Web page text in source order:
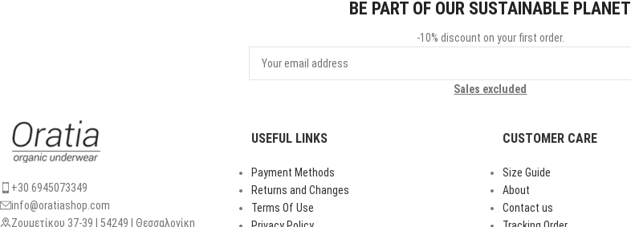
BE PART OF OUR SUSTAINABLE PLANET
-10% discount on your first order.
Sales excluded
+30 6945073349
info@oratiashop.com
Ζουμετίκου 37-39 | 54249 | Θεσσαλονίκη
USEFUL LINKS
Payment Methods
Returns and Changes
Terms Of Use
CUSTOMER CARE
Size Guide
About
Contact us